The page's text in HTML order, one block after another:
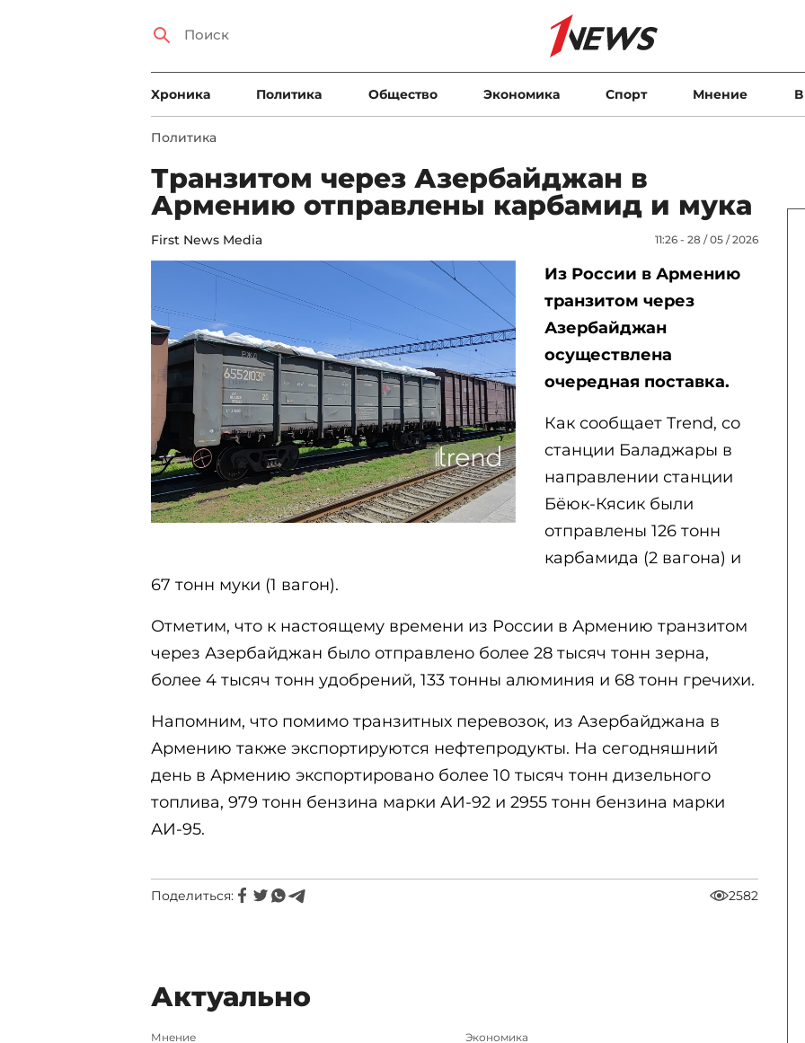
Xроника Политика Общество Экономика Спорт Мнение
Политика
Транзитом через Азербайджан в
Армению отправлены карбамид и мука
First News Media 11:26 - 28 / 05 / 2026
Из России в Армению
транзитом через
Азербайджан
осуществлена
очередная поставка.
Как сообщает Trend, со
станции Баладжары в
направлении станции
Бёюк-Кясик были
отправлены 126 тонн
карбамида (2 вагона) и
67 тонн муки (1 вагон).
Отметим, что к настоящему времени из России в Армению транзитом
через Азербайджан было отправлено более 28 тысяч тонн зерна,
более 4 тысяч тонн удобрений, 133 тонны алюминия и 68 тонн гречихи.
Напомним, что помимо транзитных перевозок, из Азербайджана в
Армению также экспортируются нефтепродукты. На сегодняшний
день в Армению экспортировано более 10 тысяч тонн дизельного
топлива, 979 тонн бензина марки АИ-92 и 2955 тонн бензина марки
АИ-95.
Поделиться: 2582
Актуально
Мнение Экономика